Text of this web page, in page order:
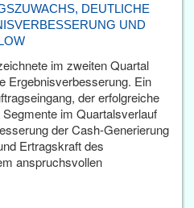
DEUTLICHE
UND
im zweiten Quartal
Ergebnisverbesserung. Ein
der erfolgreiche
im Quartalsverlauf
der Cash-Generierung
Ertragskraft des
anspruchsvollen